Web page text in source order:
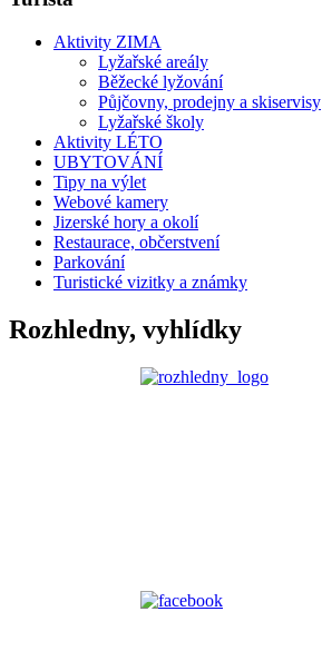
Aktivity ZIMA
Lyžařské areály
Běžecké lyžování
Půjčovny, prodejny a skiservisy
Lyžařské školy
Aktivity LÉTO
UBYTOVÁNÍ
Tipy na výlet
Webové kamery
Jizerské hory a okolí
Restaurace, občerstvení
Parkování
Turistické vizitky a známky
Rozhledny, vyhlídky